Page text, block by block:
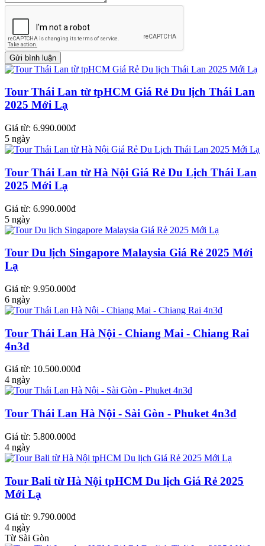
Tour Thái Lan từ tpHCM Giá Rẻ Du lịch Thái Lan
2025 Mới Lạ
Giá từ: 6.990.000đ
5 ngày
Tour Thái Lan từ Hà Nội Giá Rẻ Du Lịch Thái Lan
2025 Mới Lạ
Giá từ: 6.990.000đ
5 ngày
Tour Du lịch Singapore Malaysia Giá Rẻ 2025 Mới
Lạ
Giá từ: 9.950.000đ
6 ngày
Tour Thái Lan Hà Nội - Chiang Mai - Chiang Rai
4n3đ
Giá từ: 10.500.000đ
4 ngày
Tour Thái Lan Hà Nội - Sài Gòn - Phuket 4n3đ
Giá từ: 5.800.000đ
4 ngày
Tour Bali từ Hà Nội tpHCM Du lịch Giá Rẻ 2025
Mới Lạ
Giá từ: 9.790.000đ
4 ngày
Từ Sài Gòn